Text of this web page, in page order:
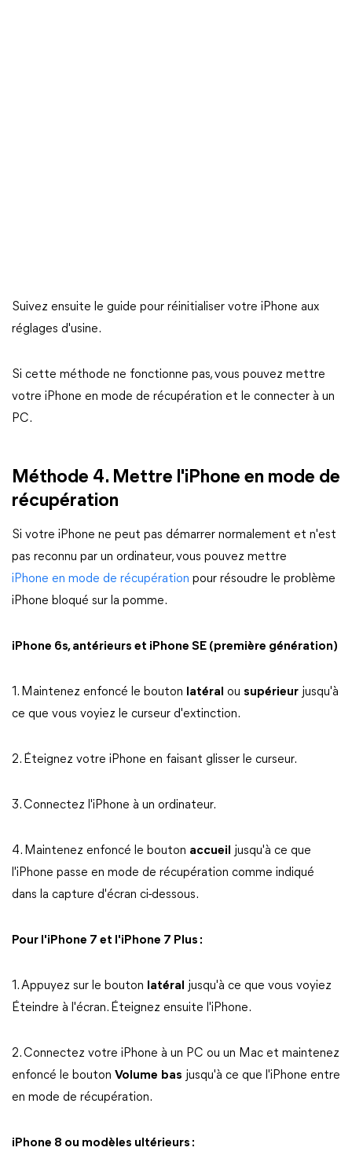
Suivez ensuite le guide pour réinitialiser votre iPhone aux
réglages d'usine.
Si cette méthode ne fonctionne pas, vous pouvez mettre
votre iPhone en mode de récupération et le connecter à un
PC.
Méthode 4. Mettre l'iPhone en mode de
récupération
Si votre iPhone ne peut pas démarrer normalement et n'est
pas reconnu par un ordinateur, vous pouvez mettre
iPhone en mode de récupération pour résoudre le problème
iPhone bloqué sur la pomme.
iPhone 6s, antérieurs et iPhone SE (première génération)
1. Maintenez enfoncé le bouton latéral ou supérieur jusqu'à
ce que vous voyiez le curseur d'extinction.
2. Éteignez votre iPhone en faisant glisser le curseur.
3. Connectez l'iPhone à un ordinateur.
4. Maintenez enfoncé le bouton accueil
jusqu'à ce que
l'iPhone passe en mode de récupération comme indiqué
dans la capture d'écran ci-dessous.
Pour l'iPhone 7 et l'iPhone 7 Plus :
1. Appuyez sur le bouton latéral
jusqu'à ce que vous voyiez
Éteindre à l'écran. Éteignez ensuite l'iPhone.
2. Connectez votre iPhone à un PC ou un Mac et maintenez
enfoncé le bouton Volume bas jusqu'à ce que l'iPhone entre
en mode de récupération.
iPhone 8 ou modèles ultérieurs :